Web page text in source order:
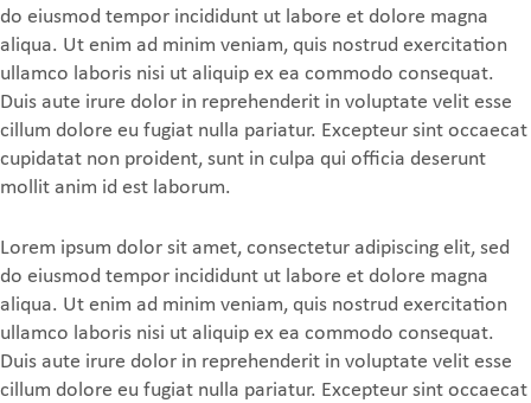
do eiusmod tempor incididunt ut labore et dolore magna
aliqua. Ut enim ad minim veniam, quis nostrud exercitation
ullamco laboris nisi ut aliquip ex ea commodo consequat.
Duis aute irure dolor in reprehenderit in voluptate velit esse
cillum dolore eu fugiat nulla pariatur. Excepteur sint occaecat
cupidatat non proident, sunt in culpa qui officia deserunt
mollit anim id est laborum.
Lorem ipsum dolor sit amet, consectetur adipiscing elit, sed
do eiusmod tempor incididunt ut labore et dolore magna
aliqua. Ut enim ad minim veniam, quis nostrud exercitation
ullamco laboris nisi ut aliquip ex ea commodo consequat.
Duis aute irure dolor in reprehenderit in voluptate velit esse
cillum dolore eu fugiat nulla pariatur. Excepteur sint occaecat